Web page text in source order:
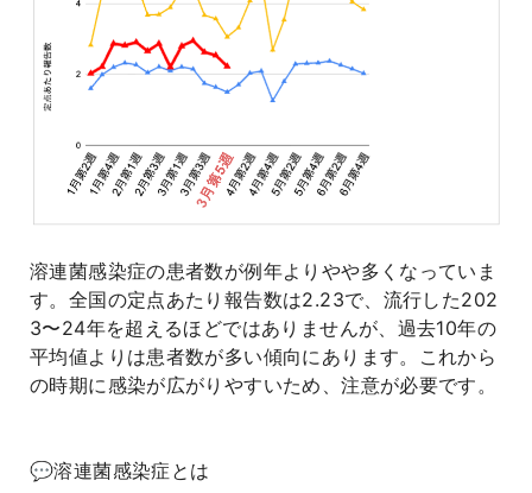
溶連菌感染症の患者数が例年よりやや多くなっていま
す。全国の定点あたり報告数は2.23で、流行した202
3〜24年を超えるほどではありませんが、過去10年の
平均値よりは患者数が多い傾向にあります。これから
の時期に感染が広がりやすいため、注意が必要です。
💬溶連菌感染症とは